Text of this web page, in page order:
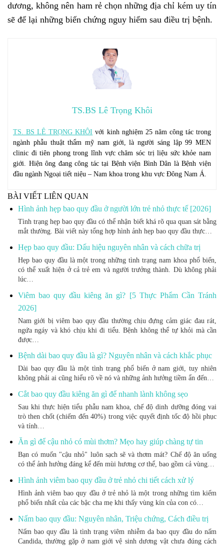
dương, không nên ham rẻ chọn những địa chỉ kém uy tín
sẽ để lại những biến chứng nguy hiểm sau điều trị bệnh.
TS.BS Lê Trọng Khôi
TS. BS LÊ TRỌNG KHÔI với kinh nghiệm 25 năm công tác trong
ngành phẫu thuật thẩm mỹ nam giới, là người sáng lập 99 MEN
clinic đi tiên phong trong lĩnh vực chăm sóc trị liệu sức khỏe nam
giới. Hiện ông đang công tác tại Bệnh viện Bình Dân là Bệnh viện
đầu ngành Ngoại tiết niệu – Nam khoa trong khu vực Đông Nam Á.
BÀI VIẾT LIÊN QUAN
Hình ảnh hẹp bao quy đầu ở người lớn trẻ nhỏ thực tế [2026]
Tình trạng hẹp bao quy đầu có thể nhận biết khá rõ qua quan sát bằng
mắt thường. Bài viết này tổng hợp hình ảnh hẹp bao quy đầu thực…
Hẹp bao quy đầu: Dấu hiệu nguyên nhân và cách chữa trị
Hẹp bao quy đầu là một trong những tình trạng nam khoa phổ biến,
có thể xuất hiện ở cả trẻ em và người trưởng thành. Dù không phải
lúc…
Viêm bao quy đầu kiêng ăn gì? [5 Thực Phẩm Cần Tránh
2026]
Nam giới bị viêm bao quy đầu thường chịu đựng cảm giác đau rát,
ngứa ngáy và khó chịu khi đi tiểu. Bệnh không thể tự khỏi mà cần
được…
Bệnh dài bao quy đầu là gì? Nguyên nhân và cách khắc phục
Dài bao quy đầu là một tình trạng phổ biến ở nam giới, tuy nhiên
không phải ai cũng hiểu rõ về nó và những ảnh hưởng tiềm ẩn đến…
Cắt bao quy đầu kiêng ăn gì để nhanh lành không sẹo
Sau khi thực hiện tiểu phẫu nam khoa, chế độ dinh dưỡng đóng vai
trò then chốt (chiếm đến 40%) trong việc quyết định tốc độ hồi phục
và tính…
Ăn gì để cậu nhỏ có mùi thơm? Mẹo hay giúp chàng tự tin
Bạn có muốn "cậu nhỏ" luôn sạch sẽ và thơm mát? Chế độ ăn uống
có thể ảnh hưởng đáng kể đến mùi hương cơ thể, bao gồm cả vùng…
Hình ảnh viêm bao quy đầu ở trẻ nhỏ chi tiết cách xử lý
Hình ảnh viêm bao quy đầu ở trẻ nhỏ là một trong những tìm kiếm
phổ biến nhất của các bậc cha mẹ khi thấy vùng kín của con có…
Nấm bao quy đầu: Nguyên nhân, Triệu chứng, Cách điều trị
Nấm bao quy đầu là tình trạng viêm nhiễm da bao quy đầu do nấm
Candida, thường gặp ở nam giới vệ sinh dương vật chưa đúng cách